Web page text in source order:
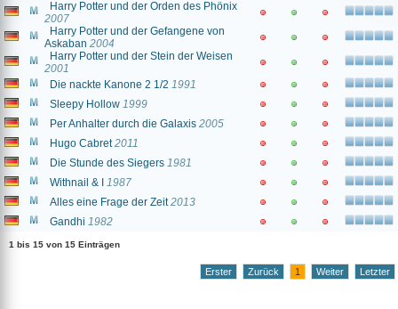
Harry Potter und der Orden des Phönix
2007
Harry Potter und der Gefangene von
Askaban 2004
Harry Potter und der Stein der Weisen
2001
Die nackte Kanone 2 1/2 1991
Sleepy Hollow 1999
Per Anhalter durch die Galaxis 2005
Hugo Cabret 2011
Die Stunde des Siegers 1981
Withnail & I
1987
Alles eine Frage der Zeit 2013
Gandhi 1982
1 bis 15 von 15 Einträgen
Erster Zurück 1 Weiter Letzter